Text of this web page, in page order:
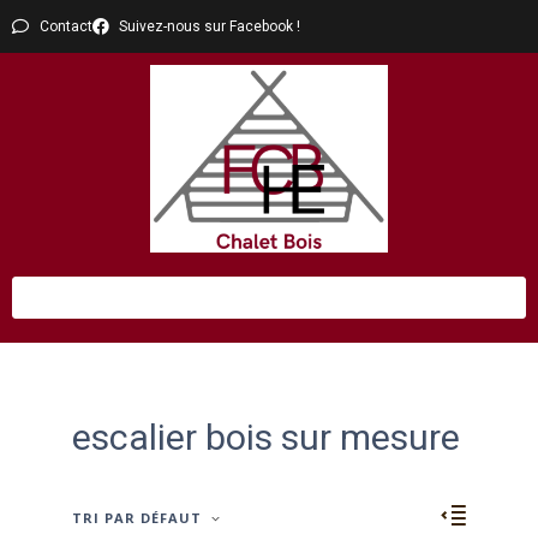
Contact Suivez-nous sur Facebook !
escalier bois sur mesure
TRI PAR DÉFAUT